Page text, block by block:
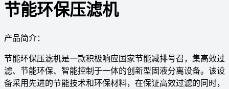
节能环保压滤机
产品简介：
节能环保压滤机是一款积极响应国家节能减排号召，集高效过
滤、节能环保、智能控制于一体的创新型固液分离设备。该设
备采用先进的节能技术和环保材料，在保证高效过滤的同时，